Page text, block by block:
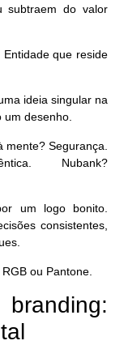
subtraem do valor
Entidade que reside
ideia singular na
um desenho.
Segurança.
Nubank?
um logo bonito.
consistentes,
ou Pantone.